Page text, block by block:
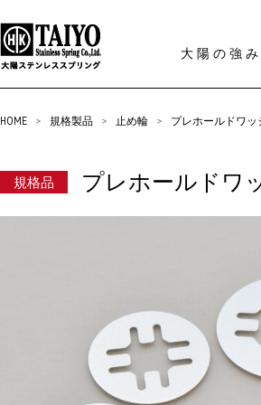
大陽の強み
HOME > 規格製品 > 止め輪 > プレホールドワッ
規格品 プレホールドワ